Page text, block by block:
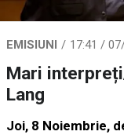
EMISIUNI 17:41 /
Mari
Lang
Joi, 8 Noiembrie,